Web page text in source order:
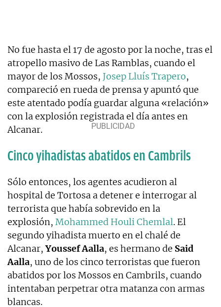
No fue hasta el 17 de agosto por la noche, tras el
atropello masivo de Las Ramblas, cuando el
mayor de los Mossos, Josep Lluís Trapero,
compareció en rueda de prensa y apuntó que
este atentado podía guardar alguna «relación»
con la explosión registrada el día antes en
Alcanar.
Cinco yihadistas abatidos en Cambrils
Sólo entonces, los agentes acudieron al
hospital de Tortosa a detener e interrogar al
terrorista que había sobrevido en la
explosión, Mohammed Houli Chemlal. El
segundo yihadista muerto en el chalé de
Alcanar,Youssef Aalla, es hermano de Said
Aalla, uno de los cinco terroristas que fueron
abatidos por los Mossos en Cambrils, cuando
intentaban perpetrar otra matanza con armas
blancas.